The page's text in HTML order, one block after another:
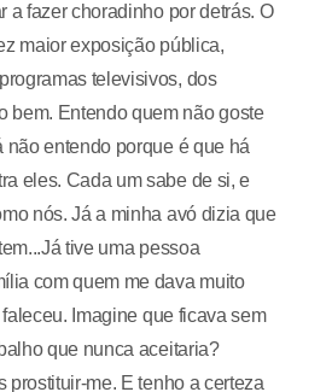
a fazer choradinho por detrás. O
maior exposição pública,
televisivos, dos
bem. Entendo quem não goste
não entendo porque é que há
eles. Cada um sabe de si, e
nós. Já a minha avó dizia que
tive uma pessoa
com quem me dava muito
Imagine que ficava sem
que nunca aceitaria?
prostituir-me. E tenho a certeza